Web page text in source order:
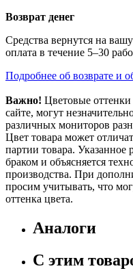
Возврат денег
Средства вернутся на
оплата в течение 5–30
Подробнее об возврате и
Важно! Цветовые
сайте, могут
различных мониторов
Цвет товара может
партии товара. Указанное
браком и объясняется
производства. При
просим учитывать, что
оттенка цвета.
Аналоги
С этим